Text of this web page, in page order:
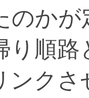
のか
り順
ンク